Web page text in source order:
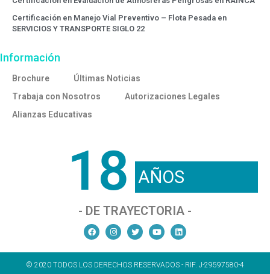
Certificación en Manejo Vial Preventivo – Flota Pesada en
SERVICIOS Y TRANSPORTE SIGLO 22
Información
Brochure
Últimas Noticias
Trabaja con Nosotros
Autorizaciones Legales
Alianzas Educativas
18 AÑOS
- DE TRAYECTORIA -
© 2020 TODOS LOS DERECHOS RESERVADOS - RIF. J-29597580-4